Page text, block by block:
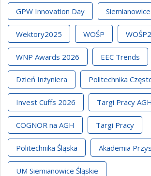
GPW Innovation Day
Wektory2025 WOŚP
WNP Awards 2026 EEC Trends
Dzień Inżyniera Politechnika
Invest Cuffs 2026 Targi Pracy AGH
COGNOR na AGH Targi Pracy
Politechnika Śląska Akademia
UM Siemianowice Śląskie